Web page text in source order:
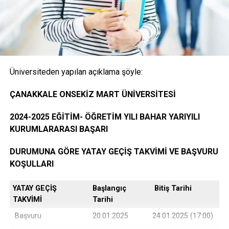
Facebook
Mastodon
EmailShare
İLIŞKILI BAŞLIKLAR:
BIR SONRAKI
REKTÖR LAÇİNER, İSTİFA ÇAĞRILARINA CEVAP VERDİ
KAÇIRMAYIN
BİZİ NEDEN SOKAĞA ÇAĞIRIYORSUNUZ?
Onaylı Not belgesi (transkript); başvuruda bulunan
öğrencinin ayrılacağı kurumda okuduğu bütün
dersleri ve bu derslerden aldığı notları gösteren
belge.( E-Devlet, Elektronik imza ya da Islak İmzalı)
Öğrencinin yerleştiği yıldaki LYS ve ÖSYS Sonuç
ÖSYM Yerleştirme Belgesi. (İnternet çıktısı)
DGS ile yerleşen öğrencilerin DGS Sonuç belgesi
Üniversiteden yapılan açıklama şöyle:
ÇANAKKALE ONSEKİZ MART ÜNİVERSİTESİ
2024-2025 EĞİTİM- ÖĞRETİM YILI BAHAR YARIYILI
KURUMLARARASI BAŞARI
DURUMUNA GÖRE YATAY GEÇİŞ TAKVİMİ VE BAŞVURU
KOŞULLARI
YATAY GEÇİŞ
TAKVİMİ
Başlangıç
Tarihi
Bitiş Tarihi
Başvuru 20.01.2025
24.01.2025 (17:00)